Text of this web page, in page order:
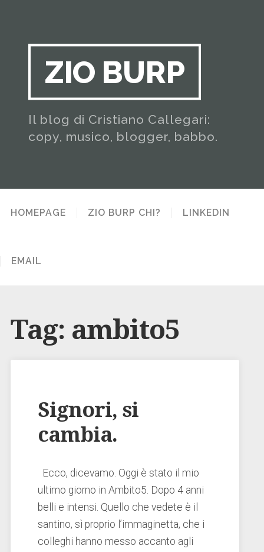
ZIO BURP
Il blog di Cristiano Callegari:
copy, musico, blogger, babbo.
HOMEPAGE ZIO BURP CHI? LINKEDIN
EMAIL
Tag: ambito5
Signori, si
cambia.
Ecco, dicevamo. Oggi è stato il mio
ultimo giorno in Ambito5. Dopo 4 anni
belli e intensi. Quello che vedete è il
santino, sì proprio l’immaginetta, che i
colleghi hanno messo accanto agli